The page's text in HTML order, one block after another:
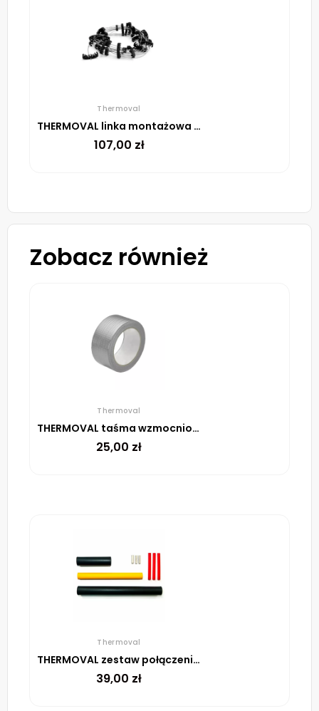
Thermoval
THERMOVAL linka montażowa do rur spustowych, 5m
107,00 zł
Zobacz również
Thermoval
THERMOVAL taśma wzmocniona tkaniną duct z klejem, rolka 45 m
25,00 zł
Thermoval
THERMOVAL zestaw połączeniowo-zakończeniowy do przewodów ELSR
39,00 zł